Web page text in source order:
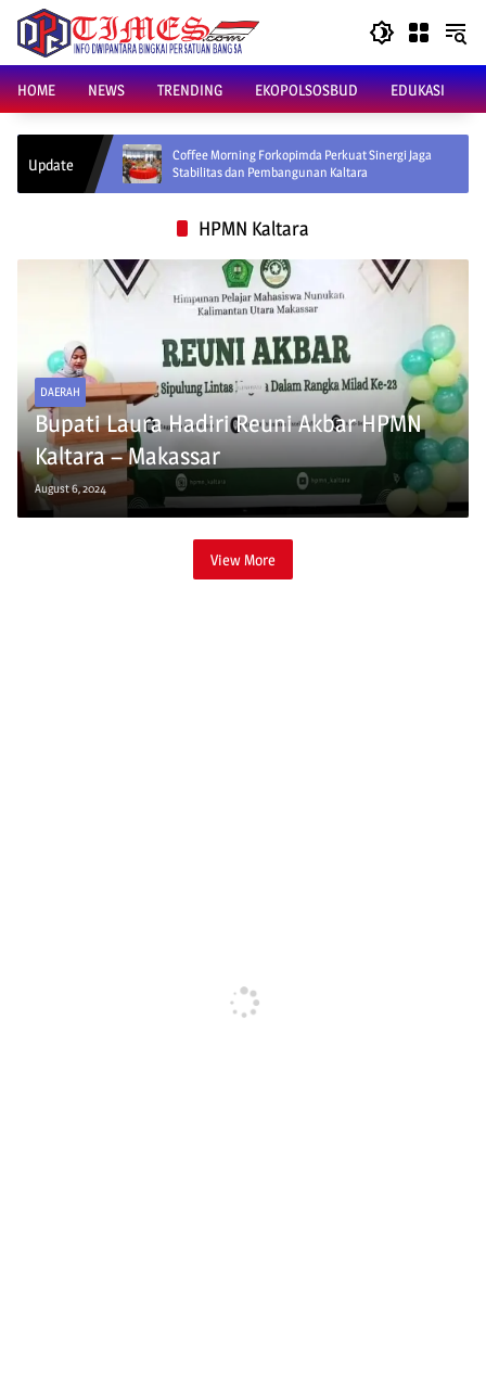
content
HOME
NEWS TRENDING EKOPOLSOSBUD EDUKASI
Update
Coffee Morning Forkopimda Perkuat Sinergi Jaga
Stabilitas dan Pembangunan Kaltara
Gubernur
HPMN Kaltara
DAERAH
Bupati Laura Hadiri Reuni Akbar HPMN
Kaltara – Makassar
August 6, 2024
View More